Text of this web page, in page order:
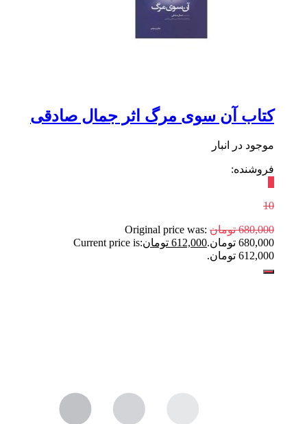
کتاب آن سوی مرگ اثر جمال صادقی
موجود در انبار
فروشنده:
10
680,000 تومان Original price was:
680,000 تومان.
612,000 تومانCurrent price is:
612,000 تومان.